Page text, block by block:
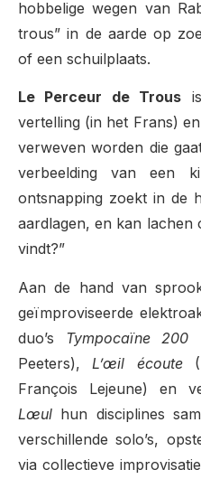
hobbelige wegen van
trous” in de aarde op
of een schuilplaats.
Le Perceur de Trous
vertelling (in het Frans)
verweven worden die
verbeelding van een
ontsnapping zoekt in de
aardlagen, en kan lachen
vindt?”
Aan de hand van
geïmproviseerde
duo’s
Tympocaïne 200
Peeters), L’œil écoute
François Lejeune) en
Lœul hun disciplines
verschillende solo’s,
via collectieve